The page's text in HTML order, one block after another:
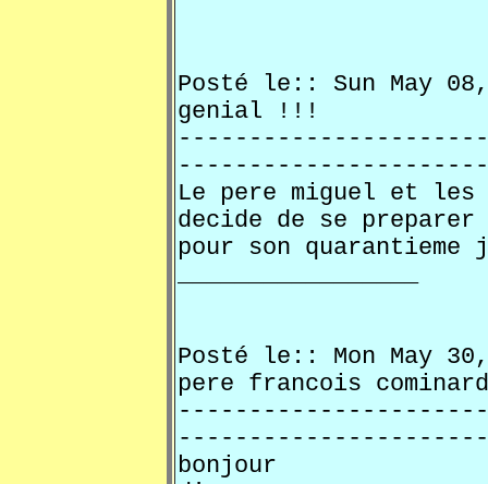
Posté le:: Sun May
genial !!!
----------------------
Le pere miguel et les
decide de se
pour son
_________________
Posté le:: Mon May
pere francois
----------------------
bonjour